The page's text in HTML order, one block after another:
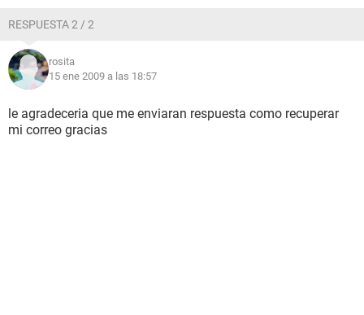
RESPUESTA 2 / 2
rosita
15 ene 2009 a las 18:57
le agradeceria que me enviaran respuesta como recuperar
mi correo gracias